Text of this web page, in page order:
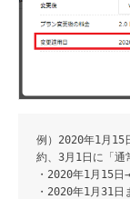
例）2020年1月15
約、3月1日に「通
・2020年1月15
・2020年1月31日